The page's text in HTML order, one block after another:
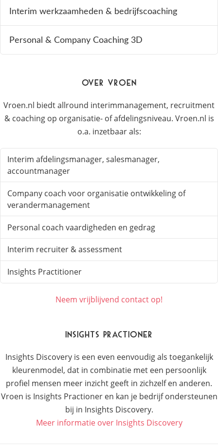
Interim werkzaamheden & bedrijfscoaching
Personal & Company Coaching 3D
Over Vroen
Vroen.nl biedt allround interimmanagement, recruitment
& coaching op organisatie- of afdelingsniveau. Vroen.nl is
o.a. inzetbaar als:
Interim afdelingsmanager, salesmanager,
accountmanager
Company coach voor organisatie ontwikkeling of
verandermanagement
Personal coach vaardigheden en gedrag
Interim recruiter & assessment
Insights Practitioner
Neem vrijblijvend contact op!
Insights Practioner
Insights Discovery is een even eenvoudig als toegankelijk
kleurenmodel, dat in combinatie met een persoonlijk
profiel mensen meer inzicht geeft in zichzelf en anderen.
Vroen is Insights Practioner en kan je bedrijf ondersteunen
bij in Insights Discovery.
Meer informatie over Insights Discovery